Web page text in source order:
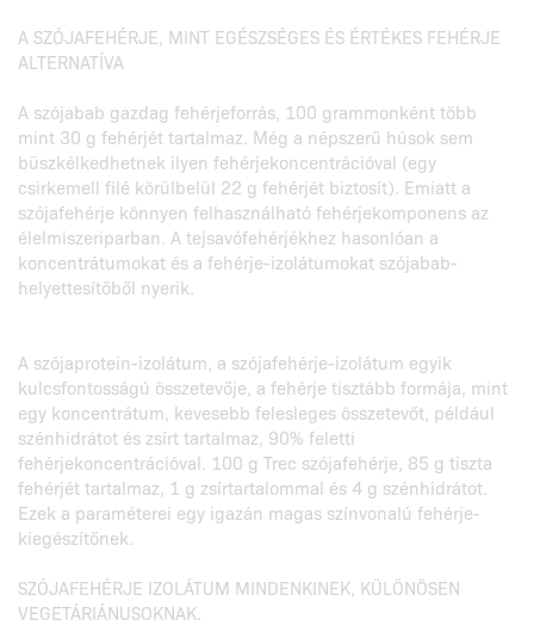
A SZÓJAFEHÉRJE, MINT EGÉSZSÉGES ÉS ÉRTÉKES FEHÉRJE
ALTERNATÍVA
A szójabab gazdag fehérjeforrás, 100 grammonként több
mint 30 g fehérjét tartalmaz. Még a népszerű húsok sem
büszkélkedhetnek ilyen fehérjekoncentrációval (egy
csirkemell filé körülbelül 22 g fehérjét biztosít). Emiatt a
szójafehérje könnyen felhasználható fehérjekomponens az
élelmiszeriparban. A tejsavófehérjékhez hasonlóan a
koncentrátumokat és a fehérje-izolátumokat szójabab-
helyettesítőből nyerik.
A szójaprotein-izolátum, a szójafehérje-izolátum egyik
kulcsfontosságú összetevője, a fehérje tisztább formája, mint
egy koncentrátum, kevesebb felesleges összetevőt, például
szénhidrátot és zsírt tartalmaz, 90% feletti
fehérjekoncentrációval. 100 g Trec szójafehérje, 85 g tiszta
fehérjét tartalmaz, 1 g zsírtartalommal és 4 g szénhidrátot.
Ezek a paraméterei egy igazán magas színvonalú fehérje-
kiegészítőnek.
SZÓJAFEHÉRJE IZOLÁTUM MINDENKINEK, KÜLÖNÖSEN
VEGETÁRIÁNUSOKNAK.